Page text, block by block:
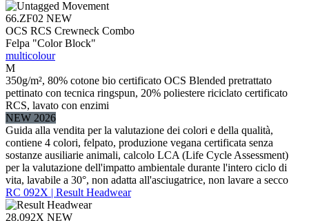
66.ZF02 NEW
OCS RCS Crewneck Combo
Felpa "Color Block"
multicolour
M
350g/m², 80% cotone bio certificato OCS Blended pretrattato
pettinato con tecnica ringspun, 20% poliestere riciclato certificato
RCS, lavato con enzimi
NEW 2026
Guida alla vendita per la valutazione dei colori e della qualità,
contiene 4 colori, felpato, produzione vegana certificata senza
sostanze ausiliarie animali, calcolo LCA (Life Cycle Assessment)
per la valutazione dell'impatto ambientale durante l'intero ciclo di
vita, lavabile a 30°, non adatta all'asciugatrice, non lavare a secco
RC 092X | Result Headwear
28.092X NEW